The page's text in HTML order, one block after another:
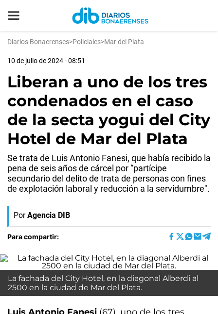
Diarios Bonaerenses>Policiales>Mar del Plata
10 de julio de 2024 - 08:51
Liberan a uno de los tres
condenados en el caso
de la secta yogui del City
Hotel de Mar del Plata
Se trata de Luis Antonio Fanesi, que había recibido la
pena de seis años de cárcel por “partícipe
secundario del delito de trata de personas con fines
de explotación laboral y reducción a la servidumbre".
Por Agencia DIB
Para compartir:
La fachada del City Hotel, en la diagonal Alberdi al
2500 en la ciudad de Mar del Plata.